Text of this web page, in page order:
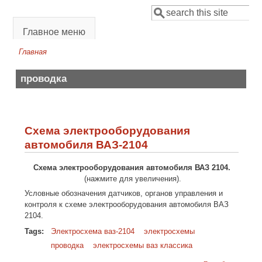
Форма поиска
Поиск
Главное меню
Главная
проводка
Схема электрооборудования
автомобиля ВАЗ-2104
Схема электрооборудования автомобиля ВАЗ 2104.
(нажмите для увеличения).
Условные обозначения датчиков, органов управления и
контроля к схеме электрооборудования автомобиля ВАЗ
2104.
Tags:
Электросхема ваз-2104
электросхемы
проводка
электросхемы ваз классика